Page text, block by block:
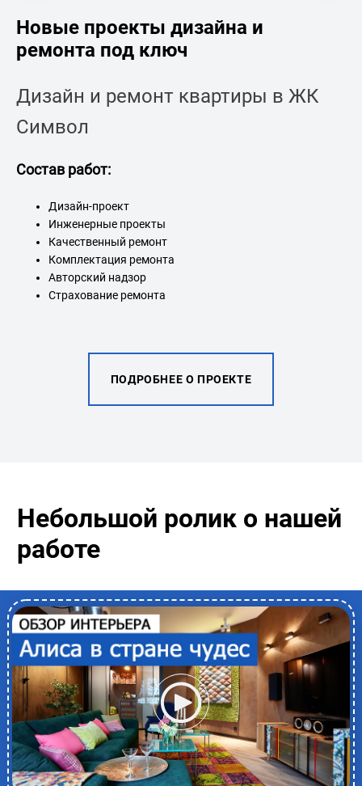
Новые проекты дизайна и
ремонта под ключ
Дизайн и ремонт квартиры в ЖК
Символ
Состав работ:
Дизайн-проект
Инженерные проекты
Качественный ремонт
Комплектация ремонта
Авторский надзор
Страхование ремонта
ПОДРОБНЕЕ О ПРОЕКТЕ
Небольшой ролик о нашей
работе